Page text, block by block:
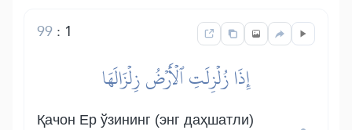
1
:
99
إِذَا زُلۡزِلَتِ ٱلۡأَرۡضُ زِلۡزَالَهَا
Қачон Ер ўзининг (энг даҳшатли)